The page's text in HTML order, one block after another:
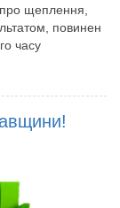
щеплення,
повинен
часу